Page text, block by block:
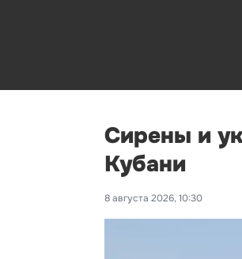
Сирены и
Кубани
8 августа 2026, 10:30